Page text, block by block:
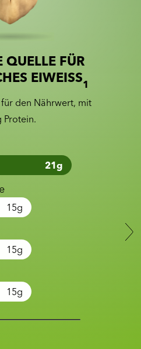
information
1 of 2
QUELLE FÜR
EIWEISS1
den Nährwert, mit
Protein.
21g
15g
15g
15g